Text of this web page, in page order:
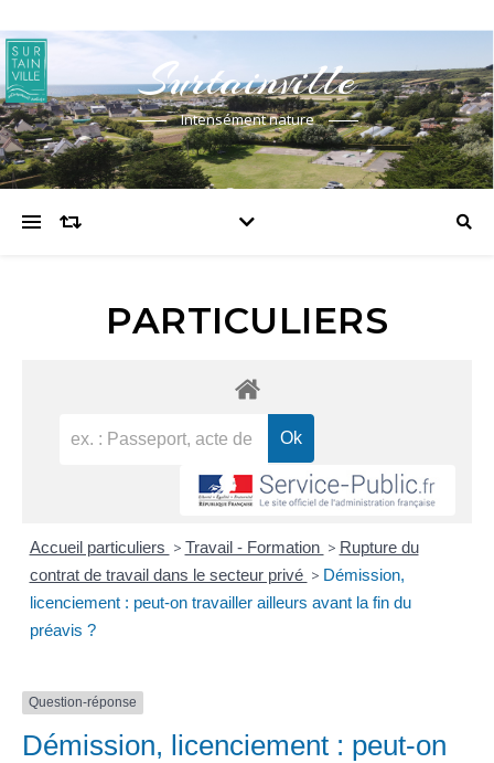
Surtainville
Intensément nature
PARTICULIERS
Accueil particuliers > Travail - Formation > Rupture du
contrat de travail dans le secteur privé > Démission,
licenciement : peut-on travailler ailleurs avant la fin du
préavis ?
Question-réponse
Démission, licenciement : peut-on